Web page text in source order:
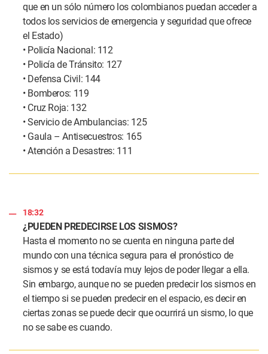
que en un sólo número los colombianos puedan acceder a
todos los servicios de emergencia y seguridad que ofrece
el Estado)
• Policía Nacional: 112
• Policía de Tránsito: 127
• Defensa Civil: 144
• Bomberos: 119
• Cruz Roja: 132
• Servicio de Ambulancias: 125
• Gaula – Antisecuestros: 165
• Atención a Desastres: 111
18:32
¿PUEDEN PREDECIRSE LOS SISMOS?
Hasta el momento no se cuenta en ninguna parte del
mundo con una técnica segura para el pronóstico de
sismos y se está todavía muy lejos de poder llegar a ella.
Sin embargo, aunque no se pueden predecir los sismos en
el tiempo si se pueden predecir en el espacio, es decir en
ciertas zonas se puede decir que ocurrirá un sismo, lo que
no se sabe es cuando.​